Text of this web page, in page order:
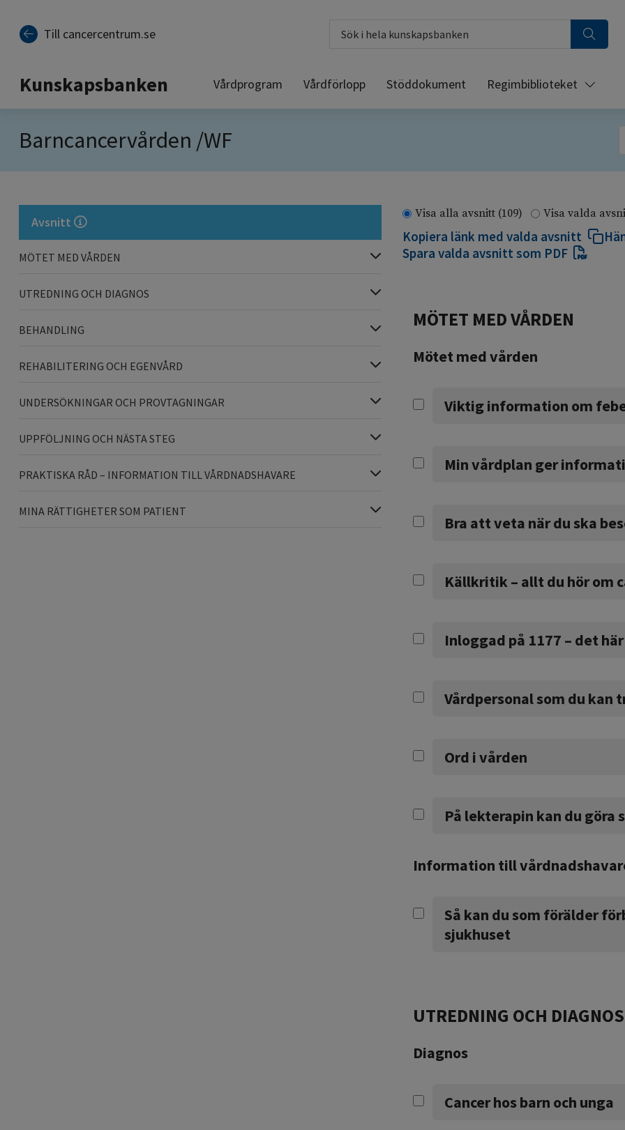
Till cancercentrum.se
Kunskapsbanken Vårdprogram Vårdförlopp Stöddokument Regimbiblioteket
Barncancervården /WF
Avsnitt
MÖTET MED VÅRDEN Expandera
UTREDNING OCH DIAGNOS
BEHANDLING Expandera
REHABILITERING OCH EGENVÅRD Expandera
UNDERSÖKNINGAR OCH PROVTAGNINGAR Expandera
UPPFÖLJNING OCH NÄSTA STEG
PRAKTISKA RÅD – INFORMATION TILL VÅRDNADSHAVARE Expandera
MINA RÄTTIGHETER SOM PATIENT
Visa alla avsnitt (109) Visa valda
Kopiera länk med valda avsnitt
Spara valda avsnitt som PDF
MÖTET MED VÅRDEN
Mötet med vården
Viktig information om
Min vårdplan ger
Bra att veta när du ska
Källkritik – allt du hör om
Inloggad på 1177 – det
Vårdpersonal som du kan
Ord i vården
På lekterapin kan du göra
Information till
Så kan du som förälder
sjukhuset
UTREDNING OCH DIAGNOS
Diagnos
Cancer hos barn och unga